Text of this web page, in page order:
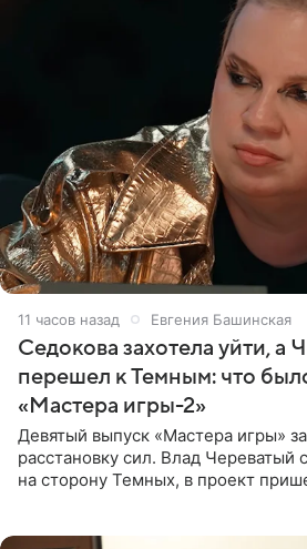
11 часов назад Евгения Башинская
Седокова захотела уйти, а
перешел к Темным: что
«Мастера игры-2»
Девятый выпуск «Мастера игры»
расстановку сил. Влад Череватый
на сторону Темных, в проект